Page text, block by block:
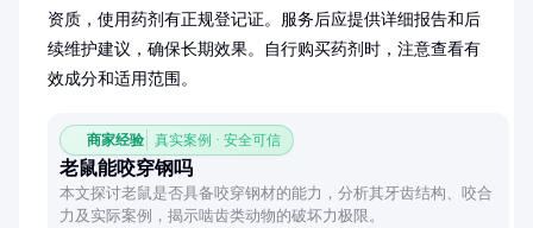
资质，使用药剂有正规登记证。服务后应提供详细报告和后
续维护建议，确保长期效果。自行购买药剂时，注意查看有
效成分和适用范围。
商家经验 真实案例 · 安全可信
老鼠能咬穿钢吗
本文探讨老鼠是否具备咬穿钢材的能力，分析其牙齿结构、咬合
力及实际案例，揭示啮齿类动物的破坏力极限。